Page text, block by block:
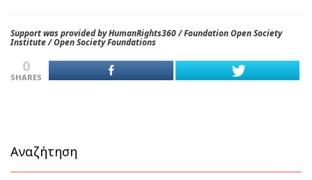
Support was provided by HumanRights360 / Foundation Open Society
Institute / Open Society Foundations
0
SHARES
Αναζήτηση